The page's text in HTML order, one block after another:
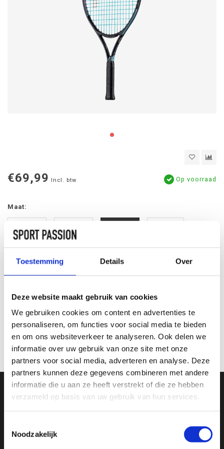
Toestemming Details Over
Deze website maakt gebruik van cookies
We gebruiken cookies om content en advertenties te
personaliseren, om functies voor social media te bieden
en om ons websiteverkeer te analyseren. Ook delen we
informatie over uw gebruik van onze site met onze
partners voor social media, adverteren en analyse. Deze
partners kunnen deze gegevens combineren met andere
informatie die u aan ze heeft verstrekt of die ze hebben
verzameld op basis van uw gebruik van hun services.
Noodzakelijk
€69,99 Incl. btw Op voorraad
Maat:
TOEVOEGEN AAN
INFORMATIE
Geen informatie gevonden